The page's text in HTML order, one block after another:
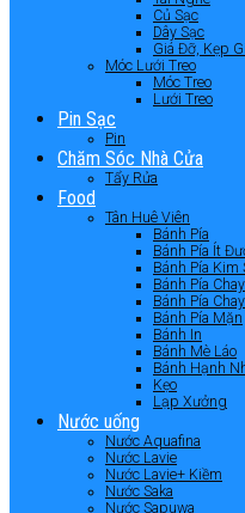
Củ Sạc
Dây Sạc
Giá Đỡ, Kẹp
Móc Lưới Treo
Móc Treo
Lưới Treo
Pin Sạc
Pin
Chăm Sóc Nhà Cửa
Tẩy Rửa
Food
Tân Huê Viên
Bánh Pía
Bánh Pía Ít
Bánh Pía Kim
Bánh Pía Chay
Bánh Pía
Bánh Pía Mặn
Bánh In
Bánh Mè Láo
Bánh Hạnh
Kẹo
Lạp Xưởng
Nước uống
Nước Aquafina
Nước Lavie
Nước Lavie+ Kiềm
Nước Saka
Nước Sapuwa